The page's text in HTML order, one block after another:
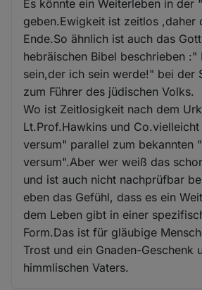
Es könnte ein Weiterleben in der
geben.Ewigkeit ist zeitlos ,daher
Ende.So ähnlich ist auch das
hebräischen Bibel beschrieben :"
sein,der ich sein werde!" bei der
zum Führer des jüdischen Volks.
Wo ist Zeitlosigkeit nach dem
Lt.Prof.Hawkins und
versum" parallel zum bekannten
versum".Aber wer weiß das
und ist auch nicht nachprüfbar
eben das Gefühl, dass es ein
dem Leben gibt in einer
Form.Das ist für gläubige
Trost und ein Gnaden-Geschenk
himmlischen Vaters.